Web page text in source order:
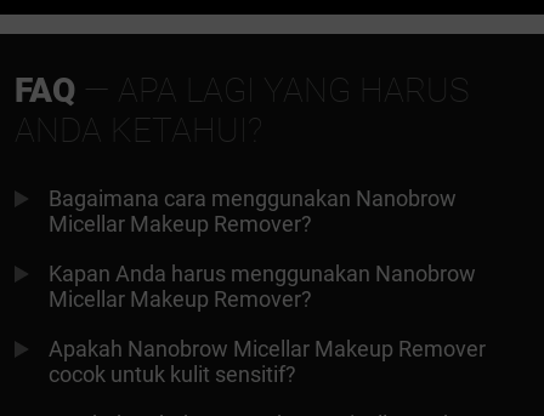
FAQ — APA LAGI YANG HARUS
ANDA KETAHUI?
Bagaimana cara menggunakan Nanobrow
Micellar Makeup Remover?
Kapan Anda harus menggunakan Nanobrow
Micellar Makeup Remover?
Apakah Nanobrow Micellar Makeup Remover
cocok untuk kulit sensitif?